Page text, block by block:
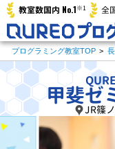
教室数国内 No.1※1 全
プログラミング教室TOP >
甲斐ゼ
JR篠